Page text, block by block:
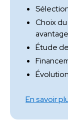
Choix
Étude
En savoir